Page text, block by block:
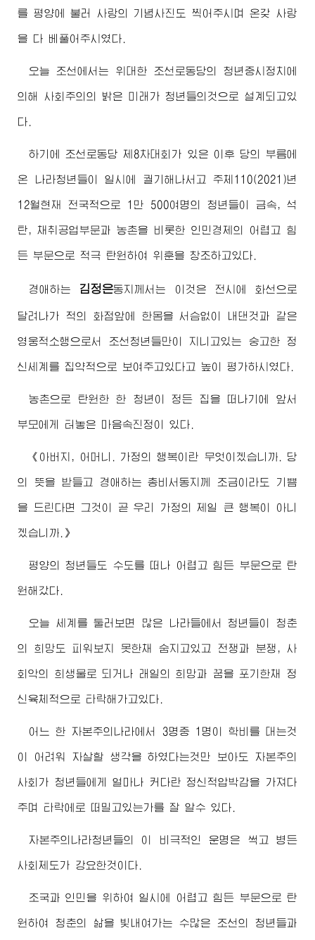
를 평양에 불러 사랑의 기념사진도 찍어주시며 온갖 사랑
을 다 베풀어주시였다.
오늘 조선에서는 위대한 조선로동당의 청년중시정치에
의해 사회주의의 밝은 미래가 청년들의것으로 설계되고있
다.
하기에 조선로동당 제8차대회가 있은 이후 당의 부름에
온 나라청년들이 일시에 궐기해나서고 주체110(2021)년
12월현재 전국적으로 1만 500여명의 청년들이 금속, 석
탄, 채취공업부문과 농촌을 비롯한 인민경제의 어렵고 힘
든 부문으로 적극 탄원하여 위훈을 창조하고있다.
경애하는 김정은동지 께서는 이것은 전시에 화선으로
달려나가 적의 화점앞에 한몸을 서슴없이 내댄것과 같은
영웅적소행으로서 조선청년들만이 지니고있는 숭고한 정
신세계를 집약적으로 보여주고있다고 높이 평가하시였다.
농촌으로 탄원한 한 청년이 정든 집을 떠나기에 앞서
부모에게 터놓은 마음속진정이 있다.
《 아버지 , 어머니. 가정의 행복이란 무엇이겠습니까. 당
의 뜻을 받들고 경애하는 총비서동지 께 조금이라도 기쁨
을 드린다면 그것이 곧 우리 가정의 제일 큰 행복이 아니
겠습니까.》
평양의 청년들도 수도를 떠나 어렵고 힘든 부문으로 탄
원해갔다.
오늘 세계를 둘러보면 많은 나라들에서 청년들이 청춘
의 희망도 피워보지 못한채 숨지고있고 전쟁과 분쟁, 사
회악의 희생물로 되거나 래일의 희망과 꿈을 포기한채 정
신육체적으로 타락해가고있다.
어느 한 자본주의나라에서 3명중 1명이 학비를 대는것
이 어려워 자살할 생각을 하였다는것만 보아도 자본주의
사회가 청년들에게 얼마나 커다란 정신적압박감을 가져다
주며 타락에로 떠밀고있는가를 잘 알수 있다.
자본주의나라청년들의 이 비극적인 운명은 썩고 병든
사회제도가 강요한것이다.
조국과 인민을 위하여 일시에 어렵고 힘든 부문으로 탄
원하여 청춘의 삶을 빛내여가는 수많은 조선의 청년들과